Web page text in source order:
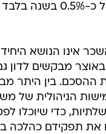
אינו הנושא
באוצר מבקשים לדון
ההסכם. בין היתר
הניהולית של
כדי שיוכלו
את תפקידם כהלכה